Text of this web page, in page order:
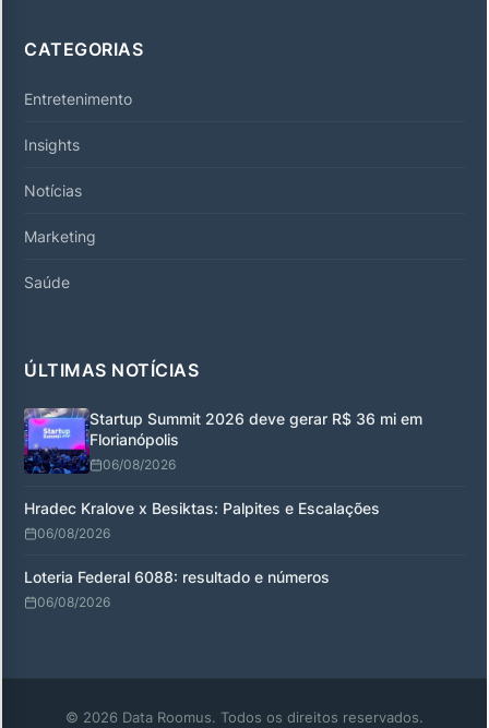
CATEGORIAS
Entretenimento
Insights
Notícias
Marketing
Saúde
ÚLTIMAS NOTÍCIAS
Startup Summit 2026 deve gerar R$ 36 mi em
Florianópolis
06/08/2026
Hradec Kralove x Besiktas: Palpites e Escalações
06/08/2026
Loteria Federal 6088: resultado e números
06/08/2026
© 2026 Data Roomus. Todos os direitos reservados.